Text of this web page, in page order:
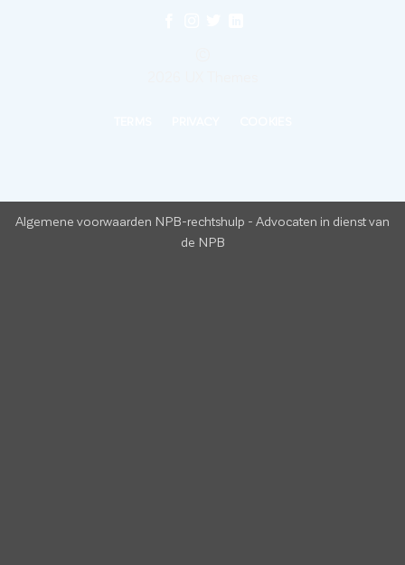
Algemene voorwaarden NPB-rechtshulp - Advocaten in dienst van
de NPB